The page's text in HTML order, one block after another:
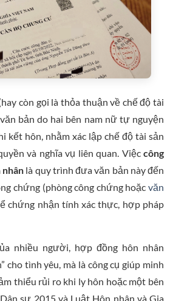
còn gọi là thỏa thuận về chế độ tài
bản do hai bên nam nữ tự nguyện
kết hôn, nhằm xác lập chế độ tài sản
và nghĩa vụ liên quan. Việc công
là quy trình đưa văn bản này đến
chứng (phòng công chứng hoặc văn
chứng nhận tính xác thực, hợp pháp
nhiều người, hợp đồng hôn nhân
cho tình yêu, mà là công cụ giúp minh
thiểu rủi ro khi ly hôn hoặc một bên
sự 2015 và Luật Hôn nhân và Gia